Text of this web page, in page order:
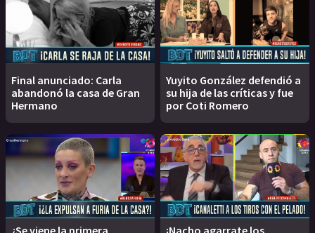
Final anunciado: Carla
abandonó la casa de Gran
Hermano
Yuyito González defendió a
su hija de las críticas y fue
por Coti Romero
¿Se viene la primera
¡Nacho agarrate los